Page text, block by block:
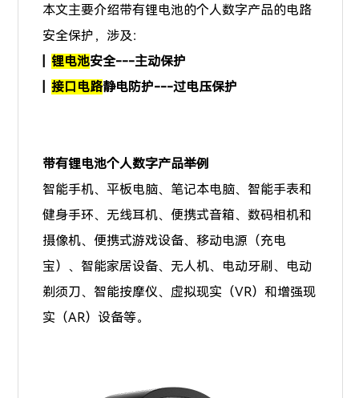
本文主要介绍带有锂电池的个人数字产品的电路
安全保护，涉及：
|锂电池安全---主动保护
|接口电路静电防护---过电压保护
带有锂电池个人数字产品举例
智能手机、平板电脑、笔记本电脑、智能手表和
健身手环、无线耳机、便携式音箱、数码相机和
摄像机、便携式游戏设备、移动电源（充电
宝）、智能家居设备、无人机、电动牙刷、电动
剃须刀、智能按摩仪、虚拟现实（VR）和增强现
实（AR）设备等。